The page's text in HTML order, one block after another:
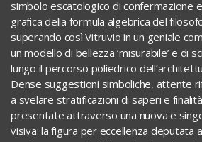
simbolo escatologico di confermazione
grafica della formula algebrica del
superando così Vitruvio in un geniale
un modello di bellezza ‘misurabile’ e di
lungo il percorso poliedrico
Dense suggestioni simboliche, attente
a svelare stratificazioni di saperi e
presentate attraverso una nuova e
visiva: la figura per eccellenza deputata